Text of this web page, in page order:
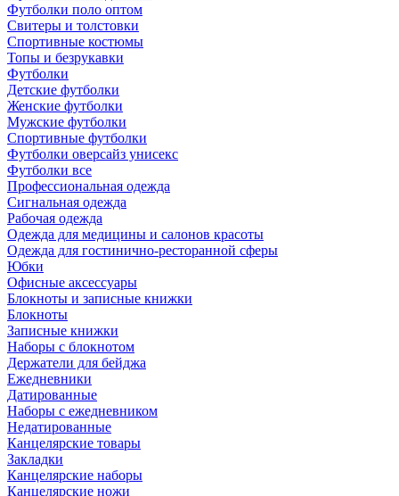
Футболки поло оптом
Свитеры и толстовки
Спортивные костюмы
Топы и безрукавки
Футболки
Детские футболки
Женские футболки
Мужские футболки
Спортивные футболки
Футболки оверсайз унисекс
Футболки все
Профессиональная одежда
Сигнальная одежда
Рабочая одежда
Одежда для медицины и салонов красоты
Одежда для гостинично-ресторанной сферы
Юбки
Офисные аксессуары
Блокноты и записные книжки
Блокноты
Записные книжки
Наборы с блокнотом
Держатели для бейджа
Ежедневники
Датированные
Наборы с ежедневником
Недатированные
Канцелярские товары
Закладки
Канцелярские наборы
Канцелярские ножи